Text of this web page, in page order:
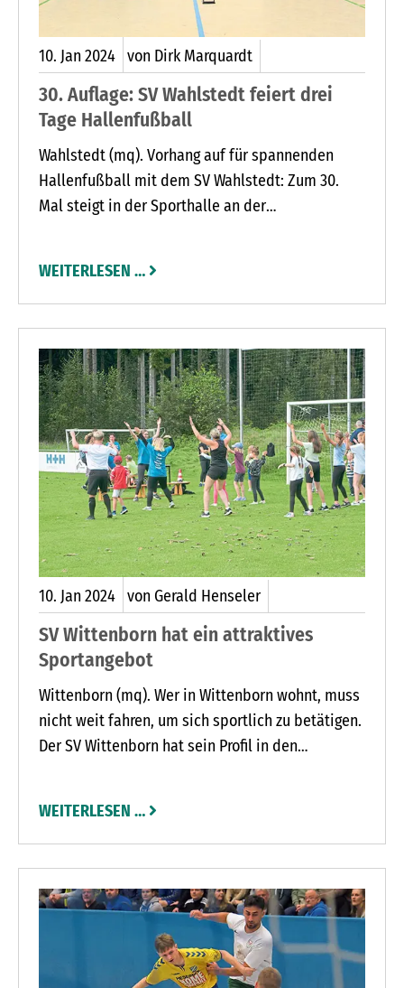
10. Jan2024 von Dirk Marquardt
30. Auflage: SV Wahlstedt feiert drei
Tage Hallenfußball
Wahlstedt (mq). Vorhang auf für spannenden
Hallenfußball mit dem SV Wahlstedt: Zum 30.
Mal steigt in der Sporthalle an der
Cup 2024 kämpfen. Von Freitag, 12., bis Sonntag,
14. Januar, rollte der Ball auf dem Feld mit
Vollbande. Insgesamt werden 750 Euro Prämie
verteilt, der Sieger erhält 400 Euro.
WEITERLESEN …
10. Jan2024 von Gerald Henseler
SV Wittenborn hat ein attraktives
Sportangebot
Wittenborn (mq). Wer in Wittenborn wohnt, muss
nicht weit fahren, um sich sportlich zu betätigen.
Der SV Wittenborn hat sein Profil in den
Bodyworkout, Dart oder aktiv & fit 60+ sind nur
einige der Angebote, die das Vereinsleben
bereichern und neue Mitglieder anziehen.
WEITERLESEN …